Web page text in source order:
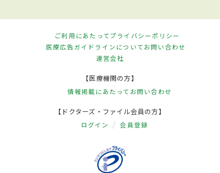
ご利用にあたってプライバシーポリシー
医療広告ガイドラインについてお問い合わせ
運営会社
【医療機関の方】
情報掲載にあたって お問い合わせ
【ドクターズ・ファイル会員の方】
ログイン 会員登録